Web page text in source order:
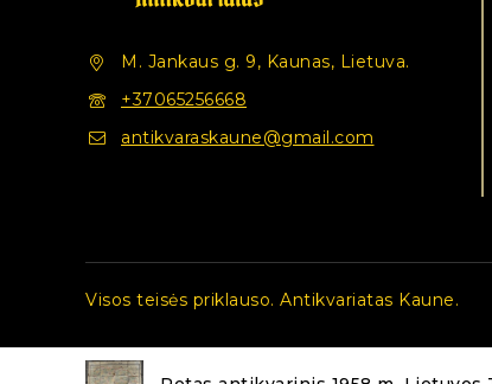
M. Jankaus g. 9, Kaunas, Lietuva.
+37065256668
antikvaraskaune@gmail.com
Visos teisės priklauso. Antikvariatas Kaune.